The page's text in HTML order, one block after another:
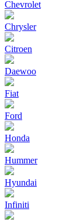
Chevrolet
Chrysler
Citroen
Daewoo
Fiat
Ford
Honda
Hummer
Hyundai
Infiniti